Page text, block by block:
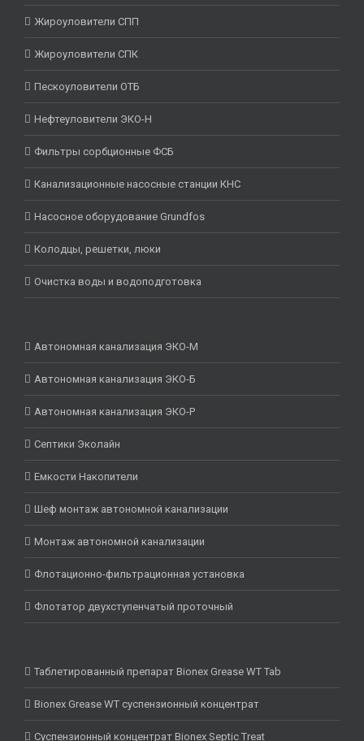
Жироуловители СПП
Жироуловители СПК
Пескоуловители ОТБ
Нефтеуловители ЭКО-Н
Фильтры сорбционные ФСБ
Канализационные насосные станции КНС
Насосное оборудование Grundfos
Колодцы, решетки, люки
Очистка воды и водоподготовка
Автономная канализация ЭКО-М
Автономная канализация ЭКО-Б
Автономная канализация ЭКО-Р
Септики Эколайн
Емкости Накопители
Шеф монтаж автономной канализации
Монтаж автономной канализации
Флотационно-фильтрационная установка
Флотатор двухступенчатый проточный
Таблетированный препарат Bionex Grease WT Tab
Bionex Grease WT суспензионный концентрат
Суспензионный концентрат Bionex Septic Treat